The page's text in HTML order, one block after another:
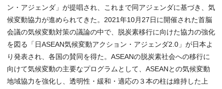
ン・アジェンダ」が提唱され、これまで同アジェンダに基づき、気
候変動協力が進められてきた。2021年10月27日に開催された首脳
会議の気候変動対策の議論の中で、脱炭素移行に向けた協力の強化
を図る「日ASEAN気候変動アクション・アジェンダ2.0」が日本よ
り発表され、各国の賛同を得た。ASEANの脱炭素社会への移行に
向けて気候変動の主要なプログラムとして、ASEANとの気候変動
地域協力を強化し、透明性・緩和・適応の３本の柱は維持した上